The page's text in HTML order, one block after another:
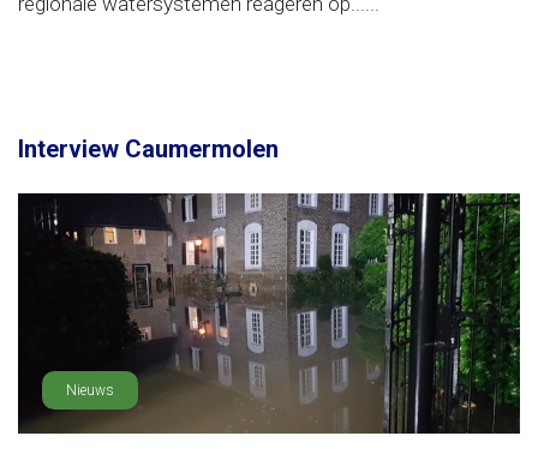
Interview Caumermolen
Nieuws